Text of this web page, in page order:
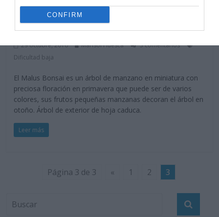
CONFIRM
Frutales
Manzano bonsái-Malus bonsái
29 octubre, 2016 Marisol Huesca
3 comentarios
Dificultad baja
El Malus Bonsai es un árbol de manzano en miniatura con
preciosa floración en primavera que puede ser de varios
colores, sus frutos pequeñas manzanas decoran el árbol en
otoño. Árbol de exterior de hoja caduca.
Leer más
Página 3 de 3 « 1 2 3